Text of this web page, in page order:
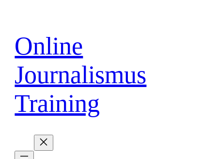
Inhalt
wechseln
Online
Journalismus
Training